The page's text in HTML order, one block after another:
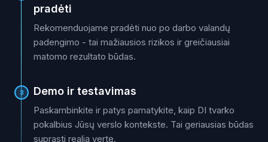
pradėti
Rekomenduojame pradėti nuo po darbo valandų
padengimo - tai mažiausios rizikos ir greičiausiai
matomo rezultato būdas.
3 Demo ir testavimas
Paskambinkite ir patys pamatykite, kaip DI tvarko
pokalbius Jūsų verslo kontekste. Tai geriausias būdas
suprasti realią vertę.